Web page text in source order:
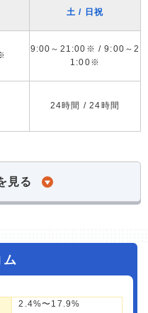
土 / 日祝
9:00～21:00※ / 9:00～2
1:00※
24時間 / 24時間
見る
ム
2.4%〜17.9%